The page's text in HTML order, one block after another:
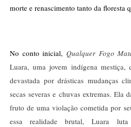
morte e renascimento tanto da floresta
No conto inicial, Qualquer Fogo
Luara, uma jovem indígena
devastada por drásticas mudanças
secas severas e chuvas extremas.
fruto de uma violação cometida por
essa realidade brutal, Luara